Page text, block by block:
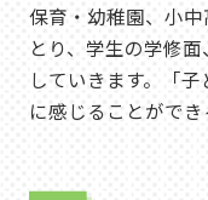
保育・幼稚園、小
とり、学生の学修
していきます。「
に感じることができ